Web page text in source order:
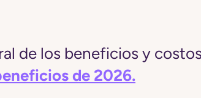
de los beneficios y
de 2026.